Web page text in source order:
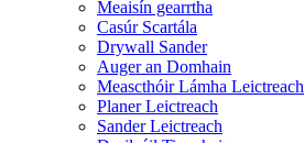
Meaisín gearrtha
Casúr Scartála
Drywall Sander
Auger an Domhain
Meascthóir Lámha Leictreach
Planer Leictreach
Sander Leictreach